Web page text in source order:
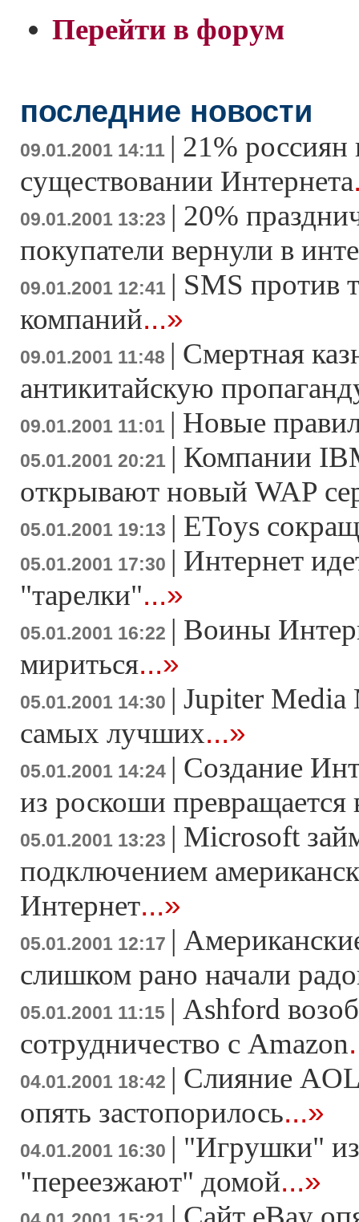
Перейти в форум
последние новости
09.01.2001 14:11 | 21% россиян
существовании Интернета
09.01.2001 13:23 | 20%
покупатели вернули в
09.01.2001 12:41 | SMS против
компаний...»
09.01.2001 11:48 | Смертная
антикитайскую
09.01.2001 11:01 | Новые
05.01.2001 20:21 | Компании
открывают новый WAP
05.01.2001 19:13 | EToys
05.01.2001 17:30 | Интернет
"тарелки"...»
05.01.2001 16:22 | Воины
мириться...»
05.01.2001 14:30 | Jupiter Media
самых лучших...»
05.01.2001 14:24 | Создание
из роскоши превращается
05.01.2001 13:23 | Microsoft
подключением
Интернет...»
05.01.2001 12:17 |
слишком рано начали
05.01.2001 11:15 | Ashford
сотрудничество с Amazon
04.01.2001 18:42 | Слияние
опять застопорилось...»
04.01.2001 16:30 | "Игрушки"
"переезжают" домой...»